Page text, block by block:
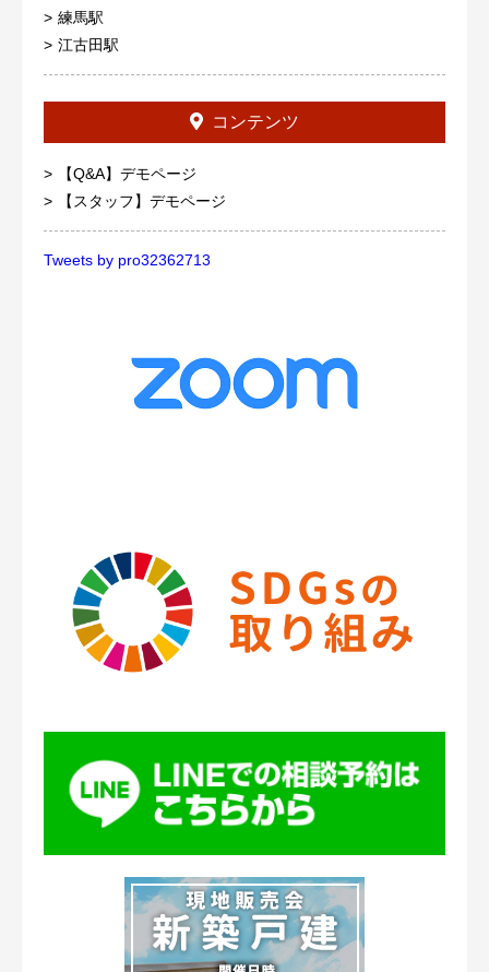
練馬駅
江古田駅
コンテンツ
【Q&A】デモページ
【スタッフ】デモページ
Tweets by pro32362713